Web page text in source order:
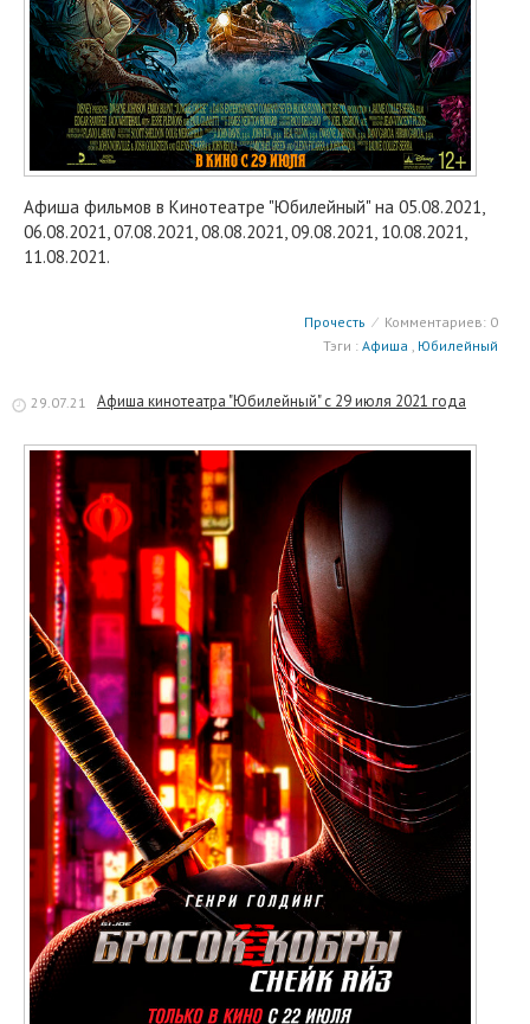
Афиша фильмов в Кинотеатре "Юбилейный" на 05.08.2021,
06.08.2021, 07.08.2021, 08.08.2021, 09.08.2021, 10.08.2021,
11.08.2021.
Прочесть ⁄ Комментариев: 0
Тэги : Афиша , Юбилейный
29.07.21 Афиша кинотеатра "Юбилейный" c 29 июля 2021 года